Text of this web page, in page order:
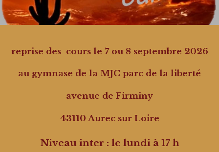
reprise des cours le 7 ou 8 septembre 2026
au gymnase de la MJC parc de la liberté
avenue de Firminy
43110 Aurec sur Loire
Niveau inter : le lundi à 17 h